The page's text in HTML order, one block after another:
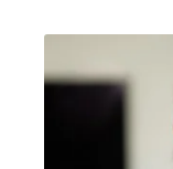
Collection.